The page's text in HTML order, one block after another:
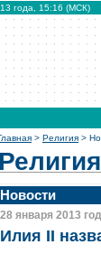
года, 15:16 (МСК)
> Религия >
Религия
Новости
28 января 2013
Илия II